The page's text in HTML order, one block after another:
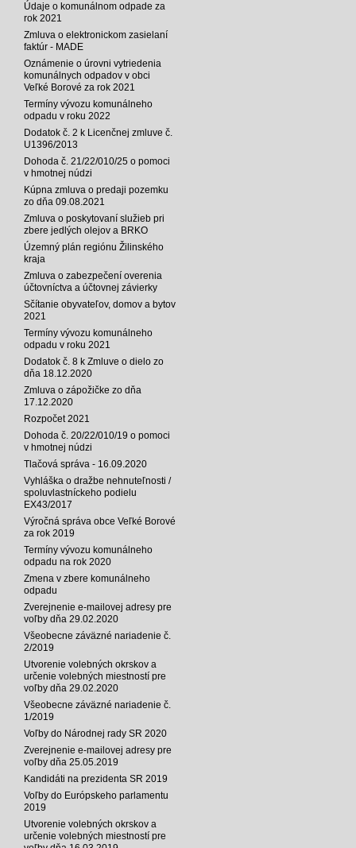
Údaje o komunálnom odpade za
rok 2021
Zmluva o elektronickom zasielaní
faktúr - MADE
Oznámenie o úrovni vytriedenia
komunálnych odpadov v obci
Veľké Borové za rok 2021
Termíny vývozu komunálneho
odpadu v roku 2022
Dodatok č. 2 k Licenčnej zmluve č.
U1396/2013
Dohoda č. 21/22/010/25 o pomoci
v hmotnej núdzi
Kúpna zmluva o predaji pozemku
zo dňa 09.08.2021
Zmluva o poskytovaní služieb pri
zbere jedlých olejov a BRKO
Územný plán regiónu Žilinského
kraja
Zmluva o zabezpečení overenia
účtovníctva a účtovnej závierky
Sčítanie obyvateľov, domov a bytov
2021
Termíny vývozu komunálneho
odpadu v roku 2021
Dodatok č. 8 k Zmluve o dielo zo
dňa 18.12.2020
Zmluva o zápožičke zo dňa
17.12.2020
Rozpočet 2021
Dohoda č. 20/22/010/19 o pomoci
v hmotnej núdzi
Tlačová správa - 16.09.2020
Vyhláška o dražbe nehnuteľnosti /
spoluvlastníckeho podielu
EX43/2017
Výročná správa obce Veľké Borové
za rok 2019
Termíny vývozu komunálneho
odpadu na rok 2020
Zmena v zbere komunálneho
odpadu
Zverejnenie e-mailovej adresy pre
voľby dňa 29.02.2020
Všeobecne záväzné nariadenie č.
2/2019
Utvorenie volebných okrskov a
určenie volebných miestností pre
voľby dňa 29.02.2020
Všeobecne záväzné nariadenie č.
1/2019
Voľby do Národnej rady SR 2020
Zverejnenie e-mailovej adresy pre
voľby dňa 25.05.2019
Kandidáti na prezidenta SR 2019
Voľby do Európskeho parlamentu
2019
Utvorenie volebných okrskov a
určenie volebných miestností pre